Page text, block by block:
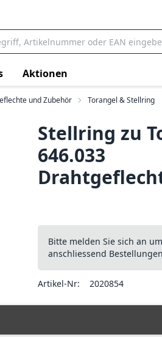
Aktionen
und Zubehör Torangel & Stellring
Stellring zu
646.033
Bitte melden Sie sich an
anschliessend
Artikel-Nr: 2020854